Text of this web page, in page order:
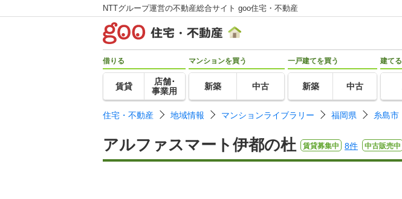
NTTグループ運営の不動産総合サイト goo住宅・不動産
借りる
賃貸
店舗･
事業用
マンションを買う
新築 中古
一戸建てを買う
新築 中古
建てる
住宅・不動産 地域情報 マンションライブラリー 福岡県 糸島市
アルファスマート伊都の杜 賃貸募集中 8件 中古販売中